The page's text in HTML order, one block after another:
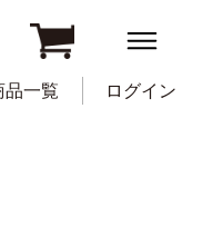
品一覧 ログイン